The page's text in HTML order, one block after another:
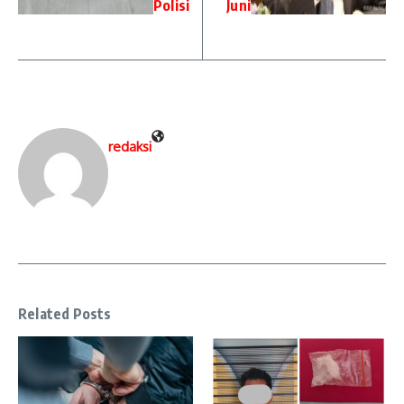
Polisi
Juni
redaksi
Related Posts